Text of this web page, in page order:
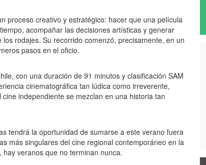
proceso creativo y estratégico: hacer que una película
acompañar las decisiones artísticas y generar
rodajes. Su recorrido comenzó, precisamente, en un
pasos en el oficio.
con una duración de 91 minutos y clasificación SAM
cinematográfica tan lúdica como irreverente,
independiente se mezclan en una historia tan
tendrá la oportunidad de sumarse a este verano fuera
más singulares del cine regional contemporáneo en la
veranos que no terminan nunca.